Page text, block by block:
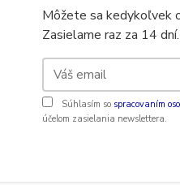
Môžete sa kedykoľvek
Zasielame raz za 14 dní.
Súhlasím so spracovaním
účelom zasielania newslettera.